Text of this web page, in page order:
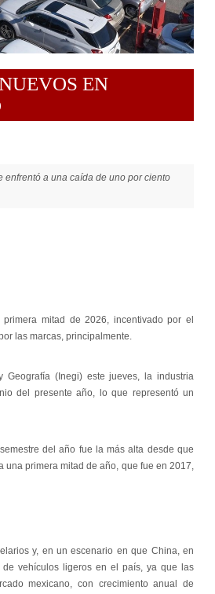
EN
enfrentó a una caída de uno por ciento
mitad de 2026, incentivado por el
las marcas, principalmente.
Geografía (Inegi) este jueves, la industria
del presente año, lo que representó un
del año fue la más alta desde que
una primera mitad de año, que fue en 2017,
y, en un escenario en que China, en
vehículos ligeros en el país, ya que las
mexicano, con crecimiento anual de